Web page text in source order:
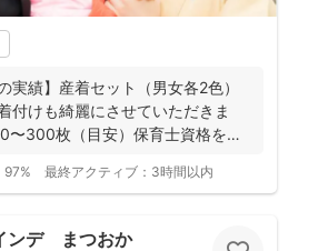
実績】産着セット（男女各2色）
付けも綺麗にさせていただきま
〜300枚（目安）保育士資格を持
97% 最終アクティブ： 3時間以内
ンデ まつおか